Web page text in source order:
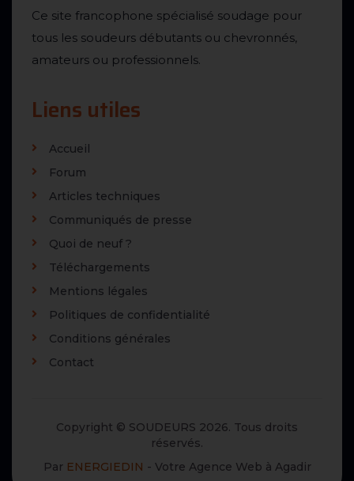
Ce site francophone spécialisé soudage pour
tous les soudeurs débutants ou chevronnés,
amateurs ou professionnels.
Liens utiles
Accueil
Forum
Articles techniques
Communiqués de presse
Quoi de neuf ?
Téléchargements
Mentions légales
Politiques de confidentialité
Conditions générales
Contact
Copyright © SOUDEURS 2026. Tous droits
réservés.
Par ENERGIEDIN - Votre Agence Web à Agadir